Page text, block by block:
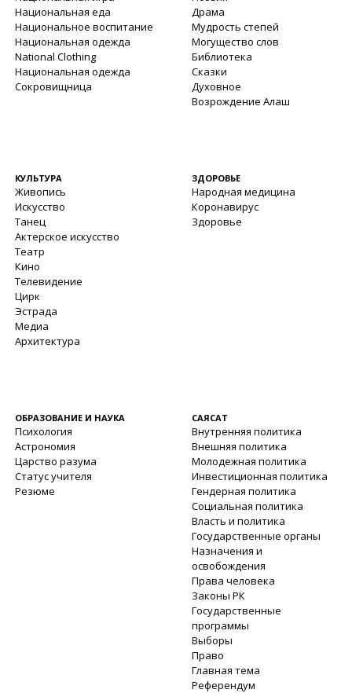
Национальная еда
Национальное воспитание
Национальная одежда
National Clothing
Национальная одежда
Сокровищница
Драма
Мудрость степей
Могущество слов
Библиотека
Сказки
Духовное
Возрождение Алаш
КУЛЬТУРА
Живопись
Искусство
Танец
Актерское искусство
Театр
Кино
Телевидение
Цирк
Эстрада
Медиа
Архитектура
ЗДОРОВЬЕ
Народная медицина
Коронавирус
Здоровье
ОБРАЗОВАНИЕ И НАУКА
Психология
Астрономия
Царство разума
Статус учителя
Резюме
САЯСАТ
Внутренняя политика
Внешняя политика
Молодежная политика
Инвестиционная политика
Гендерная политика
Социальная политика
Власть и политика
Государственные органы
Назначения и
освобождения
Права человека
Законы РК
Государственные
программы
Выборы
Право
Главная тема
Референдум